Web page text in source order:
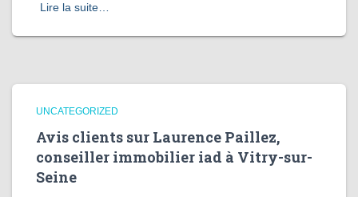
Lire la suite…
UNCATEGORIZED
Avis clients sur Laurence Paillez,
conseiller immobilier iad à Vitry-sur-
Seine